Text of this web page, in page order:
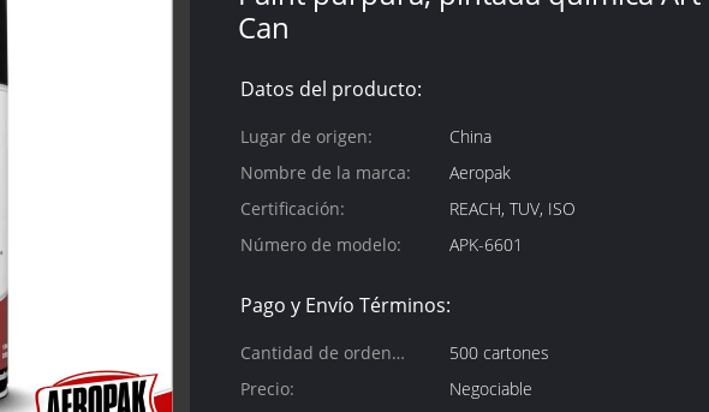
Can
Datos del producto:
Lugar de origen:
China
Nombre de la marca:
Aeropak
Certificación:
REACH, TUV, ISO
Número de modelo:
APK-6601
Pago y Envío Términos:
Cantidad de orden
mínima:
500 cartones
Precio:
Negociable